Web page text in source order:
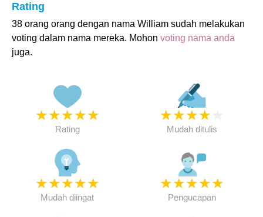
Rating
38 orang orang dengan nama William sudah melakukan
voting dalam nama mereka. Mohon voting nama anda
juga.
★★★★★
Rating
★★★★
Mudah ditulis
★★★★★
Mudah diingat
★★★★★
Pengucapan